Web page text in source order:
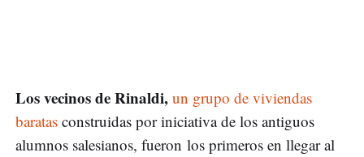
Los vecinos de Rinaldi, un grupo de viviendas
baratas construidas por iniciativa de los antiguos
alumnos salesianos, fueron los primeros en llegar al